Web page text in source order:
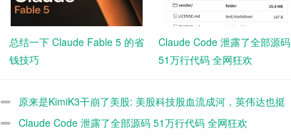
总结一下 Claude Fable 5 的省
钱技巧
Claude Code 泄露了全部源码
51万行代码 全网狂欢
原来是KimiK3干崩了美股: 美股科技股血流成河，英伟达也挺
不住了？
Claude Code 泄露了全部源码 51万行代码 全网狂欢